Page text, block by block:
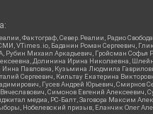
Фактограф, Север.Реалии, Радио
VTimes.io, Баданин Роман Сергеевич,
Михаил Аркадьевич, Гройсман
Долинина Ирина Николаевна,
Инна Павловна, Кузьмина Людмила
Сергеевич, Кильтау Екатерина
Гусев Андрей Юрьевич,
Симонов Евгений
медиа, РС-Балт, Заговора Максим
Нобелевский призыв, Еланчик Олег